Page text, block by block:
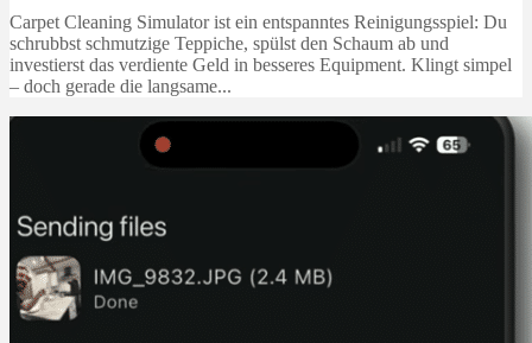
Carpet Cleaning Simulator ist ein entspanntes Reinigungsspiel: Du
schrubbst schmutzige Teppiche, spülst den Schaum ab und
investierst das verdiente Geld in besseres Equipment. Klingt simpel
– doch gerade die langsame...